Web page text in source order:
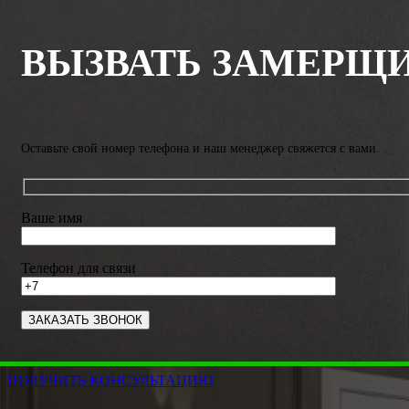
ВЫЗВАТЬ
Оставьте свой номер телефона и наш менеджер свяжется с вами.
Ваше имя
Телефон для связи
ПОЛУЧИТЬ КОНСУЛЬТАЦИЮ